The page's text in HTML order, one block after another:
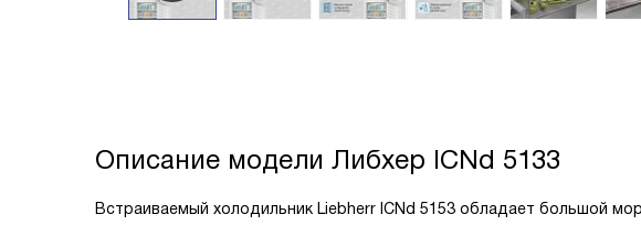
Описание модели Либхер ICNd 5133
Встраиваемый холодильник Liebherr ICNd 5153 обладает большой